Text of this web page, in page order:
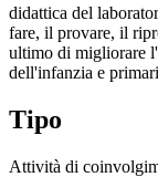
didattica del
fare, il provare, il
ultimo di migliorare
dell'infanzia e
Tipo
Attività di